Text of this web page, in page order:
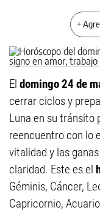
+
El domingo 24 de
cerrar ciclos y
Luna en su tránsito
reencuentro con lo
vitalidad y las
claridad. Este es el
Géminis, Cáncer,
Capricornio,